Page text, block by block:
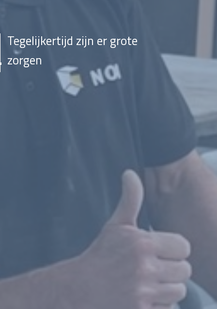
Tegelijkertijd zijn er grote
zorgen